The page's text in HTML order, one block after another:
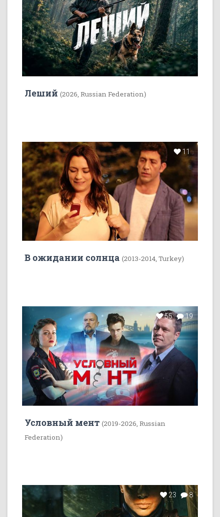
Леший (2026, Russian Federation)
11
В ожидании солнца (2013-2014, Turkey)
55 19
Условный мент (2019-2026, Russian
Federation)
23 8